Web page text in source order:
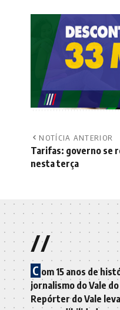
NOTÍCIA ANTERIOR
Tarifas: governo se
nesta terça
//
C om 15 anos de
jornalismo do Vale
Repórter do Vale